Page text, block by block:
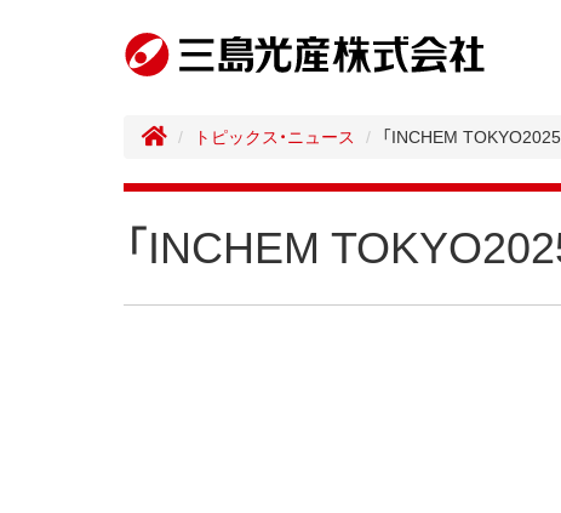
トピックス・ニュース 「INCHEM
「INCHEM